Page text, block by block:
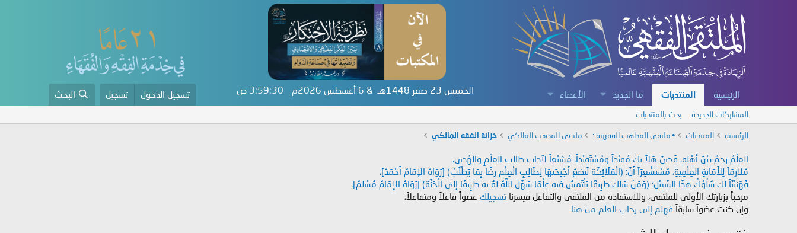
الرئيسية المنتديات ما الجديد الأعضاء الخميس 23 صفر 1448هـ & 6 أغسطس 2026م 3:59:30 ص تسجيل الدخول تسجيل البحث
المشاركات الجديدة بحث بالمنتديات
الرئيسية المنتديات • ملتقى المذاهب الفقهية : ملتقى المذهب المالكي خزانة الفقه المالكي
العِلْمُ رَحِمٌ بَيْنَ أَهْلِهِ، فَحَيَّ هَلاً بِكَ مُفِيْدَاً وَمُسْتَفِيْدَاً، مُشِيْعَاً لآدَابِ طَالِبِ العِلْمِ وَالهُدَى،
مُلازِمَاً لِلأَمَانَةِ العِلْمِيةِ، مُسْتَشْعِرَاً أَنَّ: (الْمَلَائِكَةَ لَتَضَعُ أَجْنِحَتَهَا لِطَالِبِ الْعِلْمِ رِضًا بِمَا يَطْلُبُ) [رَوَاهُ الإَمَامُ أَحْمَدُ]،
فَهَنِيْئَاً لَكَ سُلُوْكُ هَذَا السَّبِيْلِ؛ (وَمَنْ سَلَكَ طَرِيقًا يَلْتَمِسُ فِيهِ عِلْمًا سَهَّلَ اللَّهُ لَهُ بِهِ طَرِيقًا إِلَى الْجَنَّةِ) [رَوَاهُ الإِمَامُ مُسْلِمٌ]،
مرحباً بزيارتك الأولى للملتقى، وللاستفادة من الملتقى والتفاعل فيسرنا تسجيلك عضواً فاعلاً ومتفاعلاً،
وإن كنت عضواً سابقاً فهلم إلى رحاب العلم من هنا.